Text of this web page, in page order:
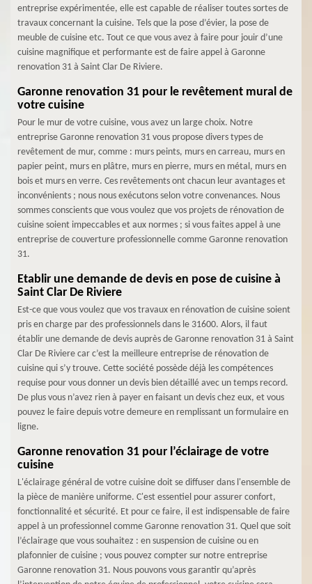
entreprise expérimentée, elle est capable de réaliser toutes sortes de
travaux concernant la cuisine. Tels que la pose d’évier, la pose de
meuble de cuisine etc. Tout ce que vous avez à faire pour jouir d’une
cuisine magnifique et performante est de faire appel à Garonne
renovation 31 à Saint Clar De Riviere.
Garonne renovation 31 pour le revêtement mural de
votre cuisine
Pour le mur de votre cuisine, vous avez un large choix. Notre
entreprise Garonne renovation 31 vous propose divers types de
revêtement de mur, comme : murs peints, murs en carreau, murs en
papier peint, murs en plâtre, murs en pierre, murs en métal, murs en
bois et murs en verre. Ces revêtements ont chacun leur avantages et
inconvénients ; nous nous exécutons selon votre convenances. Nous
sommes conscients que vous voulez que vos projets de rénovation de
cuisine soient impeccables et aux normes ; si vous faites appel à une
entreprise de couverture professionnelle comme Garonne renovation
31.
Etablir une demande de devis en pose de cuisine à
Saint Clar De Riviere
Est-ce que vous voulez que vos travaux en rénovation de cuisine soient
pris en charge par des professionnels dans le 31600. Alors, il faut
établir une demande de devis auprès de Garonne renovation 31 à Saint
Clar De Riviere car c’est la meilleure entreprise de rénovation de
cuisine qui s’y trouve. Cette société possède déjà les compétences
requise pour vous donner un devis bien détaillé avec un temps record.
De plus vous n’avez rien à payer en faisant un devis chez eux, et vous
pouvez le faire depuis votre demeure en remplissant un formulaire en
ligne.
Garonne renovation 31 pour l’éclairage de votre
cuisine
L'éclairage général de votre cuisine doit se diffuser dans l'ensemble de
la pièce de manière uniforme. C'est essentiel pour assurer confort,
fonctionnalité et sécurité. Et pour ce faire, il est indispensable de faire
appel à un professionnel comme Garonne renovation 31. Quel que soit
l’éclairage que vous souhaitez : en suspension de cuisine ou en
plafonnier de cuisine ; vous pouvez compter sur notre entreprise
Garonne renovation 31. Nous pouvons vous garantir qu’après